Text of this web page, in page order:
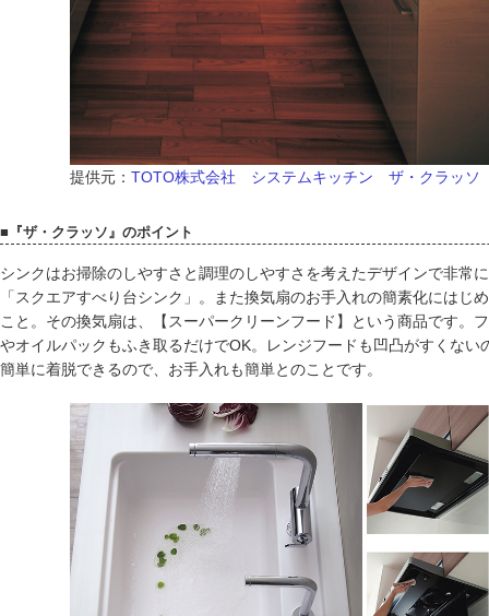
提供元： TOTO株式会社 システムキッチン ザ・クラッソ
■『ザ・クラッソ』のポイント
シンクはお掃除のしやすさと調理のしやすさを考えたデザインで非常
「スクエアすべり台シンク」。また換気扇のお手入れの簡素化にはじ
こと。その換気扇は、【スーパークリーンフード】という商品です。
やオイルパックもふき取るだけでOK。レンジフードも凹凸がすくない
簡単に着脱できるので、お手入れも簡単とのことです。